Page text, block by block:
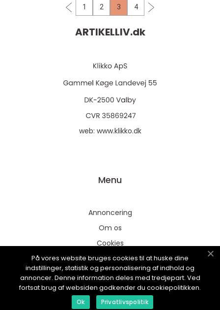
1 2 3 4
ARTIKELLIV.dk
web: www.klikko.dk
Menu
Annoncering
Om os
Cookies
Kontakt os
Sitemap
På vores website bruges cookies til at huske dine
indstillinger, statistik og personalisering af indhold og
annoncer. Denne information deles med tredjepart. Ved
fortsat brug af websiden godkender du cookiepolitikken.
Ok Privatlivspolitik